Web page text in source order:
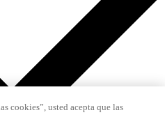
cookies”, usted acepta que las